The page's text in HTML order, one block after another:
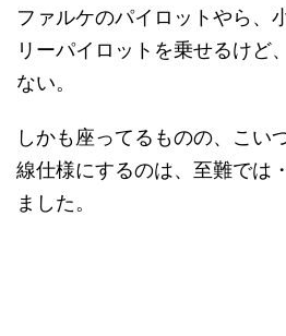
ファルケのパイロットやら、
リーパイロットを乗せるけど
ない。
しかも座ってるものの、こい
線仕様にするのは、至難では
ました。